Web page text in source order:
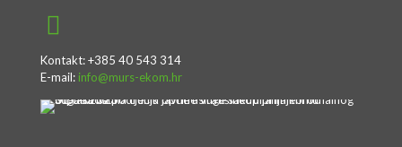
Kontakt: +385 40 543 314
E-mail: info@murs-ekom.hr